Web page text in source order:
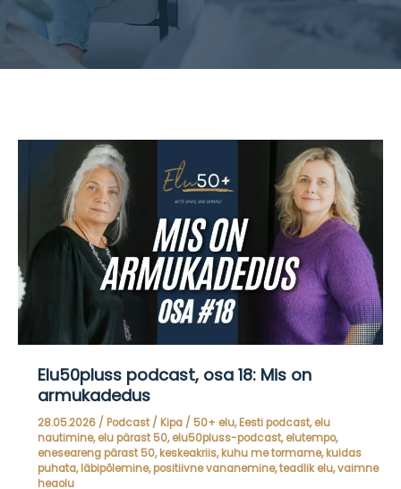
Elu50pluss podcast, osa 18: Mis on
armukadedus
28.05.2026 / Podcast/ Kipa / 50+ elu,Eesti podcast,elu
nautimine,elu pärast 50,elu50pluss-podcast,elutempo,
eneseareng pärast 50,keskeakriis,kuhu me tormame,kuidas
puhata,läbipõlemine,positiivne vananemine,teadlik elu,vaimne
heaolu